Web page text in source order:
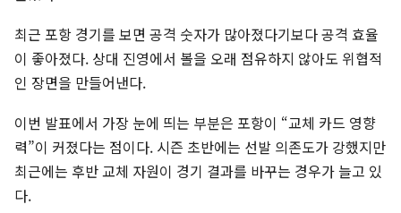
최근 포항 경기를 보면 공격 숫자가 많아졌다기보다 공격 효율
이 좋아졌다. 상대 진영에서 볼을 오래 점유하지 않아도 위협적
인 장면을 만들어낸다.
이번 발표에서 가장 눈에 띄는 부분은 포항이 “교체 카드 영향
력”이 커졌다는 점이다. 시즌 초반에는 선발 의존도가 강했지만
최근에는 후반 교체 자원이 경기 결과를 바꾸는 경우가 늘고 있
다.